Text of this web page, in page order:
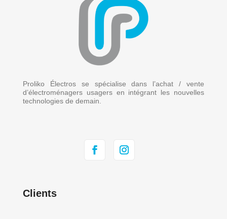
Proliko Électros se spécialise dans l’achat / vente
d’électroménagers usagers en intégrant les nouvelles
technologies de demain.
Clients